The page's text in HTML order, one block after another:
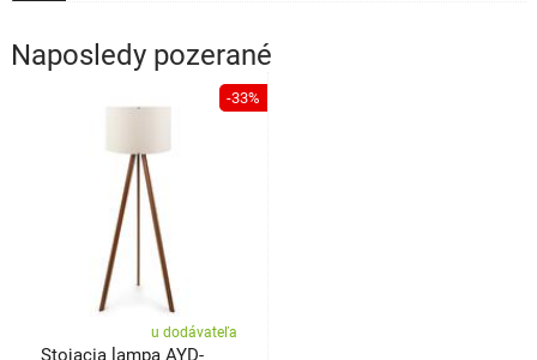
Naposledy pozerané
-33%
u dodávateľa
Stojacia lampa AYD-